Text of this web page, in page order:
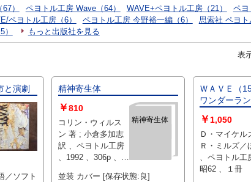
） ペヨトル工房 Wave（64） WAVE+ペヨトル工房（21）
ペヨ
ペヨトル工房（6） ペヨトル工房 今野裕一編（6） 思索社 ペヨト
もっと出版社を見る
表
演劇
／ソフト
精神寄生体
精神寄生体
￥810
コリン・ウィルス
ン 著 ; 小倉多加志
訳 、ペヨトル工房
、1992 、306p 、
並装 カバー [保存状態:良]
ＷＡＶＥ（
ワンダーラ
￥ 1,050
Ｄ・マイケル
Ｒ・ミルズ／
、ペヨトル工房
昭62 、１冊